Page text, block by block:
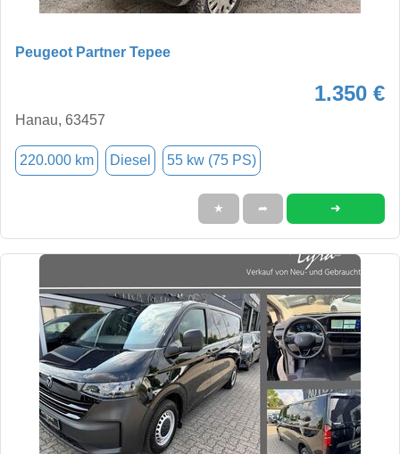
Peugeot Partner Tepee
1.350 €
Hanau, 63457
220.000 km Diesel 55 kw (75 PS)
★ ➦ ➜